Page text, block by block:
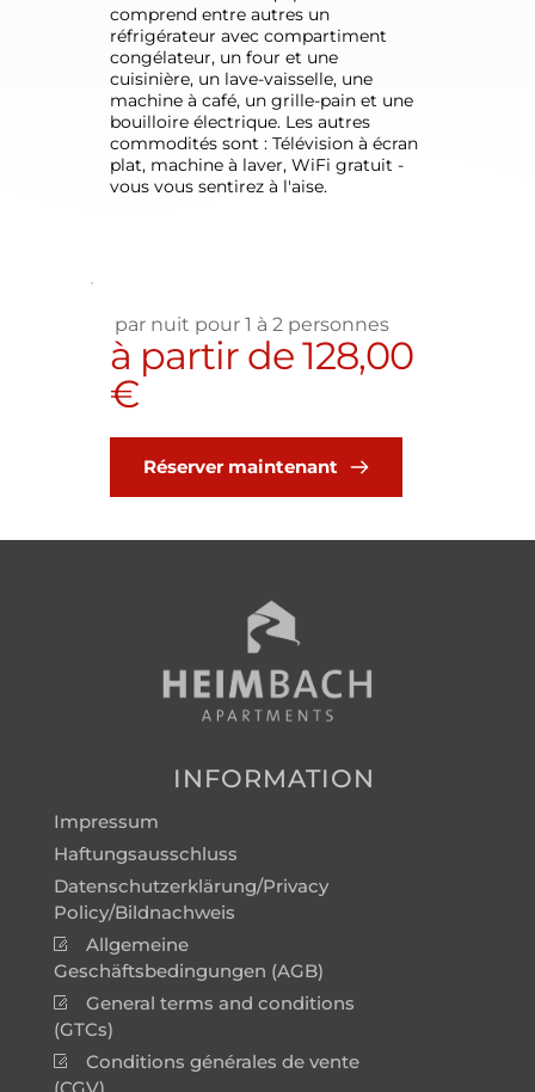
comprend entre autres un
réfrigérateur avec compartiment
congélateur, un four et une
cuisinière, un lave-vaisselle, une
machine à café, un grille-pain et une
bouilloire électrique. Les autres
commodités sont : Télévision à écran
plat, machine à laver, WiFi gratuit -
vous vous sentirez à l'aise.
par nuit pour 1 à 2 personnes
à partir de 128,00
€
Réserver maintenant
INFORMATION
Impressum
Haftungsausschluss
Datenschutzerklärung/Privacy
Policy/Bildnachweis
Allgemeine
Geschäftsbedingungen (AGB)
General terms and conditions
(GTCs)
Conditions générales de vente